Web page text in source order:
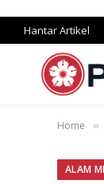
Hantar Artikel
Home »
ALAM